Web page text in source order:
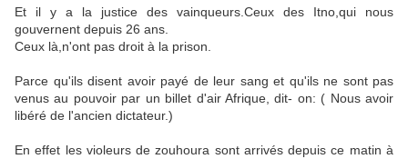
Et il y a la justice des vainqueurs.Ceux des Itno,qui nous
gouvernent depuis 26 ans.
Ceux là,n'ont pas droit à la prison.
Parce qu'ils disent avoir payé de leur sang et qu'ils ne sont pas
venus au pouvoir par un billet d'air Afrique, dit- on: ( Nous avoir
libéré de l'ancien dictateur.)
En effet les violeurs de zouhoura sont arrivés depuis ce matin à